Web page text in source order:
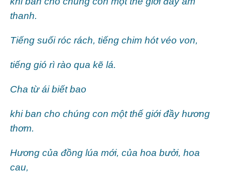
thanh.
Tiếng suối róc rách, tiếng chim hót véo von,
tiếng gió rì rào qua kẽ lá.
Cha từ ái biết bao
khi ban cho chúng con một thế giới đầy hương
thơm.
Hương của đồng lúa mới, của hoa bưởi, hoa
cau,